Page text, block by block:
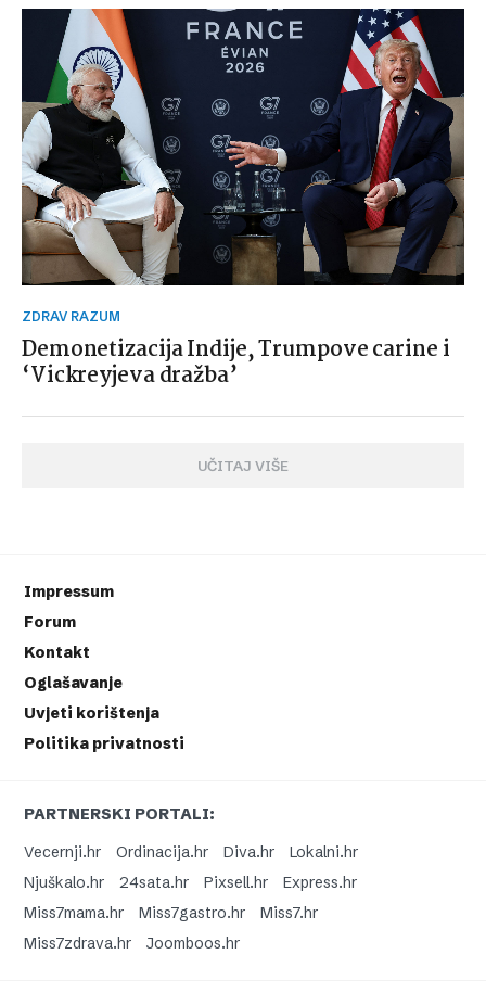
ZDRAV RAZUM
Demonetizacija Indije, Trumpove carine i
‘Vickreyjeva dražba’
UČITAJ VIŠE
Impressum
Forum
Kontakt
Oglašavanje
Uvjeti korištenja
Politika privatnosti
PARTNERSKI PORTALI:
Vecernji.hr
Ordinacija.hr Diva.hr
Lokalni.hr
Njuškalo.hr
24sata.hr Pixsell.hr
Express.hr
Miss7mama.hr
Miss7gastro.hr
Miss7.hr
Miss7zdrava.hr
Joomboos.hr